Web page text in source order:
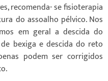
recomenda- se fisioterapia
do assoalho pélvico. Nos
em geral a descida do
bexiga e descida do reto
podem ser corrigidos